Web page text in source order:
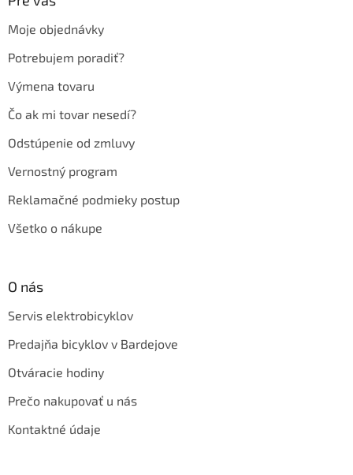
Moje objednávky
Potrebujem poradiť?
Výmena tovaru
Čo ak mi tovar nesedí?
Odstúpenie od zmluvy
Vernostný program
Reklamačné podmieky postup
Všetko o nákupe
O nás
Servis elektrobicyklov
Predajňa bicyklov v Bardejove
Otváracie hodiny
Prečo nakupovať u nás
Kontaktné údaje